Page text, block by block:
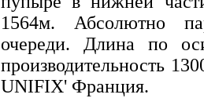
1564м. Абсолютно
очереди. Длина по
производительность
UNIFIX' Франция.